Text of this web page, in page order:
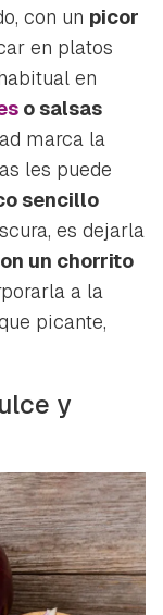
con un picor
en platos
en
o salsas
marca la
les puede
sencillo
es dejarla
un chorrito
a la
picante,
y